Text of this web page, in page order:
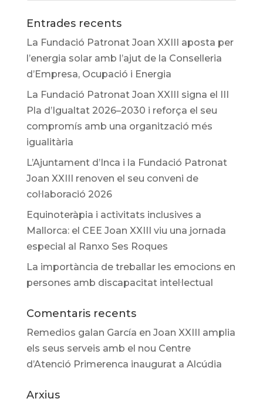
Entrades recents
La Fundació Patronat Joan XXIII aposta per
l’energia solar amb l’ajut de la Conselleria
d’Empresa, Ocupació i Energia
La Fundació Patronat Joan XXIII signa el III
Pla d’Igualtat 2026–2030 i reforça el seu
compromís amb una organització més
igualitària
L’Ajuntament d’Inca i la Fundació Patronat
Joan XXIII renoven el seu conveni de
col·laboració 2026
Equinoteràpia i activitats inclusives a
Mallorca: el CEE Joan XXIII viu una jornada
especial al Ranxo Ses Roques
La importància de treballar les emocions en
persones amb discapacitat intel·lectual
Comentaris recents
Remedios galan García en Joan XXIII amplia
els seus serveis amb el nou Centre
d’Atenció Primerenca inaugurat a Alcúdia
Arxius